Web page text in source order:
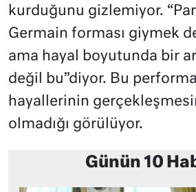
kurduğunu gizlemiyor.
Germain forması giymek
ama hayal boyutunda bir
değil bu”diyor. Bu
hayallerinin
olmadığı görülüyor.
Günün 10